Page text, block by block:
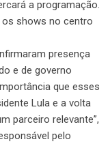
a programação.
os shows no centro
presença
e de governo
que esses
Lula e a volta
parceiro relevante”,
pelo